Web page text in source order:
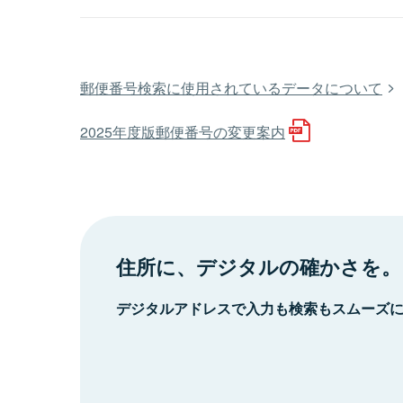
郵便番号検索に使用されているデータについて
2025年度版郵便番号の変更案内
住所に、デジタルの確かさを。
デジタルアドレスで入力も検索もスムーズ